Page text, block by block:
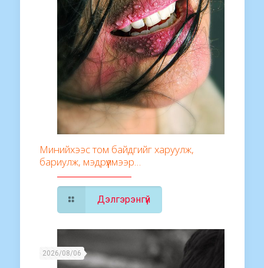
Минийхээс том байдгийг харуулж,
бариулж, мэдрүүлмээр…
Дэлгэрэнгүй
2026/08/06